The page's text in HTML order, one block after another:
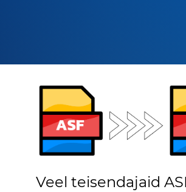
Veel teisendajaid